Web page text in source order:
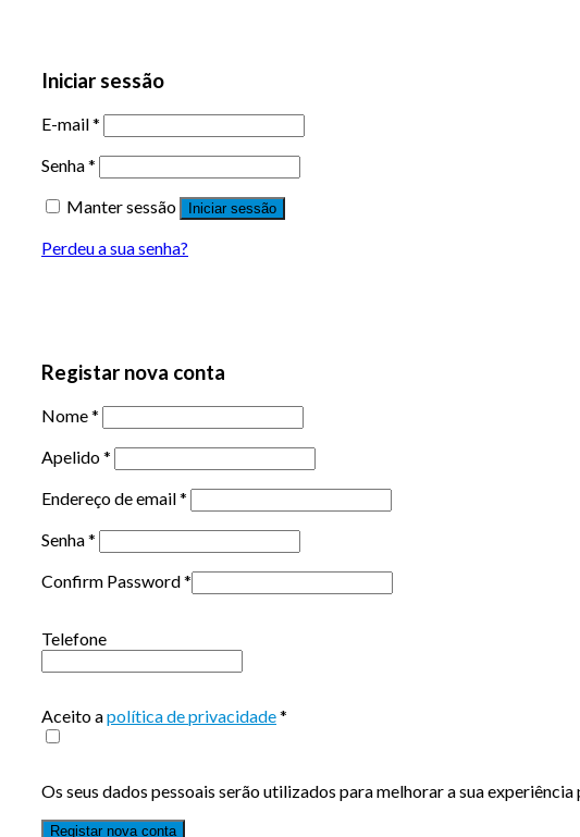
Iniciar sessão
E-mail*
Senha*
Manter sessão
Iniciar sessão
Perdeu a sua senha?
Registar nova conta
Nome*
Apelido*
Endereço de email*
Senha*
Confirm Password*
Telefone
Aceito apolítica de privacidade*
Os seus dados pessoais serão utilizados para melhorar a sua
Registar nova conta